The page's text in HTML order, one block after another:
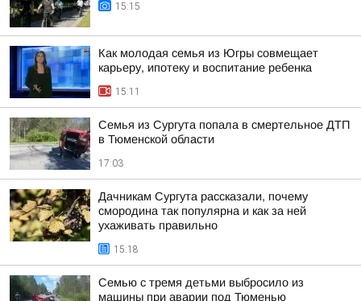
15:15
Как молодая семья из Югры совмещает
карьеру, ипотеку и воспитание ребенка
15:11
Семья из Сургута попала в смертельное ДТП
в Тюменской области
17:03
Дачникам Сургута рассказали, почему
смородина так популярна и как за ней
ухаживать правильно
15:18
Семью с тремя детьми выбросило из
машины при аварии под Тюменью